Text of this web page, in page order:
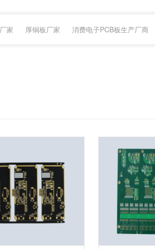
家 厚铜板厂家 消费电子PCB板生产厂商